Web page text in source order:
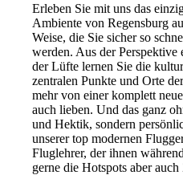
Erleben Sie mit uns das
Ambiente von Regensburg
Weise, die Sie sicher so
werden. Aus der Perspektive
der Lüfte lernen Sie die
zentralen Punkte und Orte
mehr von einer komplett
auch lieben. Und das ganz
und Hektik, sondern
unserer top modernen
Fluglehrer, der ihnen
gerne die Hotspots aber